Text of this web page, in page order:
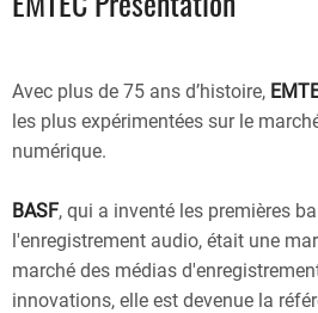
Avec plus de 75 ans d’histoire,
les plus expérimentées sur le
numérique.
BASF, qui a inventé les premières
l'enregistrement audio, était une
marché des médias
innovations, elle est devenue la